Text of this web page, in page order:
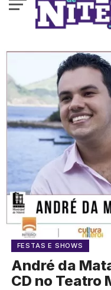
FESTAS E SHOWS
André da
CD no Teatro